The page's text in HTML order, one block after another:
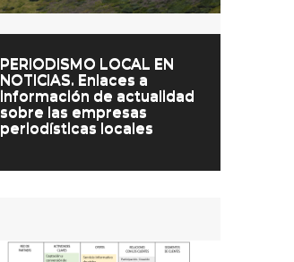
PERIODISMO LOCAL EN
NOTICIAS. Enlaces a
información de actualidad
sobre las empresas
periodísticas locales